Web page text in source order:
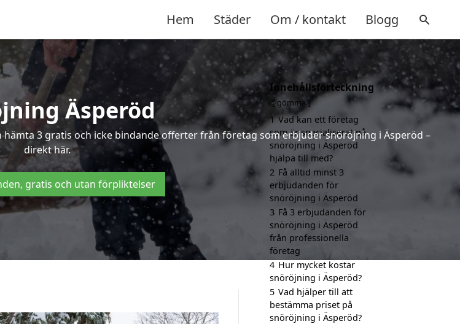
Hem Städer Om / kontakt Blogg
Äsperöd
3 gratis och icke bindande offerter från företag som erbjuder snöröjning i Äsperöd –
direkt här.
gratis och utan förpliktelser
Innehållsförteckning
gömma
1 Vad kan ett företag
som är specialiserat på
snöröjning i Äsperöd
hjälpa till med?
2 Få alltid minst 3
erbjudanden för
snöröjning i Äsperöd
3 Få 3 erbjudanden för
snöröjning i Äsperöd
från professionella
företag
4 Hur mycket kostar
snöröjning i Äsperöd?
5 Vad hjälper till att
bestämma priset på
snöröjning i Äsperöd?